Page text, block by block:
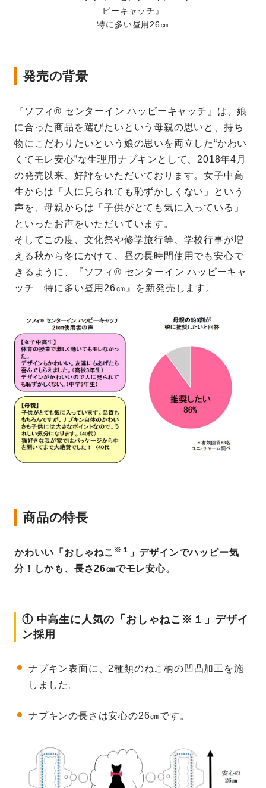
ピーキャッチ』
特に多い昼用26㎝
発売の背景
『ソフィ® センターイン ハッピーキャッチ』は、娘
に合った商品を選びたいという母親の思いと、持ち
物にこだわりたいという娘の思いを両立した“かわい
くてモレ安心”な生理用ナプキンとして、2018年4月
の発売以来、好評をいただいております。女子中高
生からは「人に見られても恥ずかしくない」という
声を、母親からは「子供がとても気に入っている」
といったお声をいただいています。
そしてこの度、文化祭や修学旅行等、学校行事が増
える秋から冬にかけて、昼の長時間使用でも安心で
きるように、『ソフィ® センターイン ハッピーキャ
ッチ 特に多い昼用26㎝』を新発売します。
商品の特長
かわいい「おしゃねこ ※１ 」デザインでハッピー気
分！しかも、長さ26㎝でモレ安心。
① 中高生に人気の「おしゃねこ※１」デザイ
ン採用
ナプキン表面に、2種類のねこ柄の凹凸加工を施
しました。
ナプキンの長さは安心の26㎝です。